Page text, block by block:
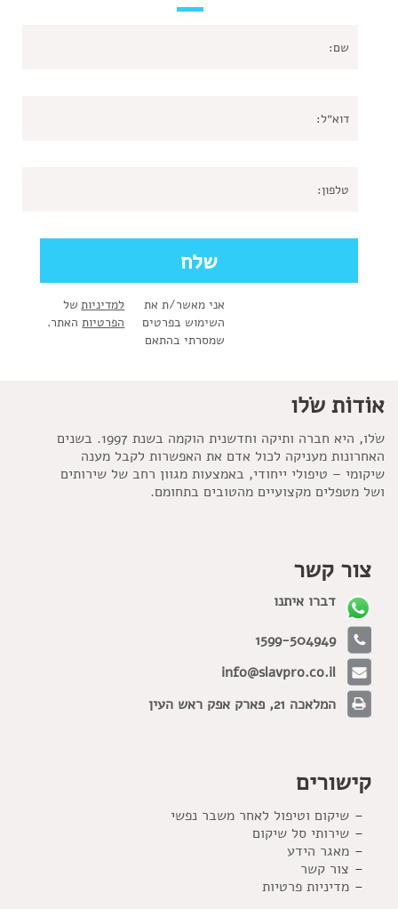
אני מאשר/ת את
השימוש בפרטים
שמסרתי בהתאם
למדיניות
הפרטיות
של
האתר.
אוֹדוֹת שׂלו
שׂלו, היא חברה ותיקה וחדשנית הוקמה בשנת 1997. בשנים
האחרונות מעניקה לכול אדם את האפשרות לקבל מענה
שיקומי – טיפולי ייחודי, באמצעות מגוון רחב של שירותים
ושל מטפלים מקצועיים מהטובים בתחומם.
צור קשר
דברו איתנו
1599-504949
info@slavpro.co.il
המלאכה 21, פארק אפק ראש העין
קישורים
שיקום וטיפול לאחר משבר נפשי
שירותי סל שיקום
מאגר הידע
צור קשר
מדיניות פרטיות